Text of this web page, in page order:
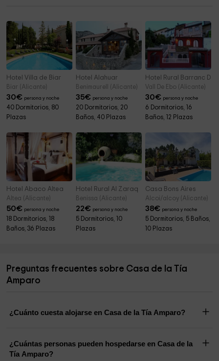
Hotel Villa de Biar
Biar (Alicante)
30€ persona y noche
40 Dormitorios, 80
Plazas
Hotel Alahuar
Benimaurell (Alicante)
35€ persona y noche
20 Dormitorios, 20
Baños, 40 Plazas
Hotel Rural Barranc De
Vall De Ebo (Alicante)
30€ persona y noche
6 Dormitorios, 16
Baños, 12 Plazas
Hotel Abaco Altea
Altea (Alicante)
50€ persona y noche
18 Dormitorios, 18
Baños, 36 Plazas
Hotel Rural Al Zaraq
Benissa (Alicante)
22€ persona y noche
5 Dormitorios, 10
Plazas
Casa Bons Aires
Alcoi/alcoy (Alicante)
38€ persona y noche
5 Dormitorios, 5 Baños,
10 Plazas
Preguntas frecuentes sobre Casa de la Tía
Amparo
¿Cuánto cuesta alojarse en Casa de la Tía Amparo?
¿Cuántas personas pueden hospedarse en Casa de la
Tía Amparo?